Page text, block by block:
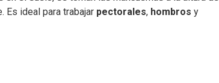
Es ideal para trabajar pectorales, hombros y